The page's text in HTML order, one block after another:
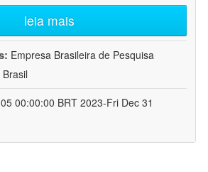
leia mais
Empresa Brasileira de Pesquisa
00:00:00 BRT 2023-Fri Dec 31